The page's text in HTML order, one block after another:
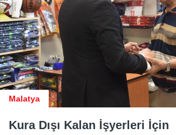
Malatya
Kura Dışı Kalan İşyerleri İçin